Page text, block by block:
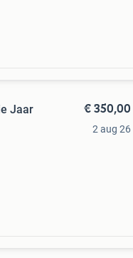
Jaar
€ 350,00
2 aug 26